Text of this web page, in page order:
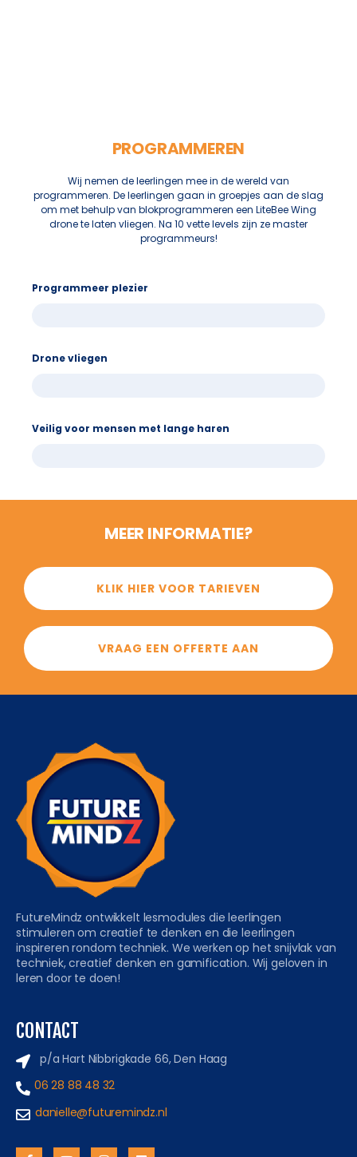
PROGRAMMEREN
Wij nemen de leerlingen mee in de wereld van
programmeren. De leerlingen gaan in groepjes aan de slag
om met behulp van blokprogrammeren een LiteBee Wing
drone te laten vliegen. Na 10 vette levels zijn ze master
programmeurs!
Programmeer plezier
Drone vliegen
Veilig voor mensen met lange haren
MEER INFORMATIE?
KLIK HIER VOOR TARIEVEN
VRAAG EEN OFFERTE AAN
FutureMindz ontwikkelt lesmodules die leerlingen
stimuleren om creatief te denken en die leerlingen
inspireren rondom techniek. We werken op het snijvlak van
techniek, creatief denken en gamification. Wij geloven in
leren door te doen!
CONTACT
p/a Hart Nibbrigkade 66, Den Haag
06 28 88 48 32
danielle@futuremindz.nl